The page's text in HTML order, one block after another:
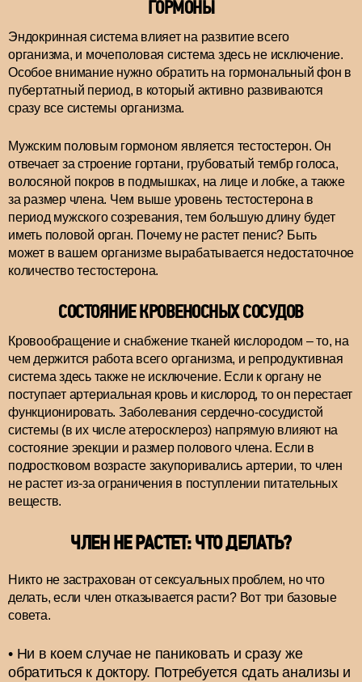
ГОРМОНЫ
Эндокринная система влияет на развитие всего
организма, и мочеполовая система здесь не исключение.
Особое внимание нужно обратить на гормональный фон в
пубертатный период, в который активно развиваются
сразу все системы организма.
Мужским половым гормоном является тестостерон. Он
отвечает за строение гортани, грубоватый тембр голоса,
волосяной покров в подмышках, на лице и лобке, а также
за размер члена. Чем выше уровень тестостерона в
период мужского созревания, тем большую длину будет
иметь половой орган. Почему не растет пенис? Быть
может в вашем организме вырабатывается недостаточное
количество тестостерона.
СОСТОЯНИЕ КРОВЕНОСНЫХ СОСУДОВ
Кровообращение и снабжение тканей кислородом – то, на
чем держится работа всего организма, и репродуктивная
система здесь также не исключение. Если к органу не
поступает артериальная кровь и кислород, то он перестает
функционировать. Заболевания сердечно-сосудистой
системы (в их числе атеросклероз) напрямую влияют на
состояние эрекции и размер полового члена. Если в
подростковом возрасте закупоривались артерии, то член
не растет из-за ограничения в поступлении питательных
веществ.
ЧЛЕН НЕ РАСТЕТ: ЧТО ДЕЛАТЬ?
Никто не застрахован от сексуальных проблем, но что
делать, если член отказывается расти? Вот три базовые
совета.
Ни в коем случае не паниковать и сразу же
обратиться к доктору. Потребуется сдать анализы и